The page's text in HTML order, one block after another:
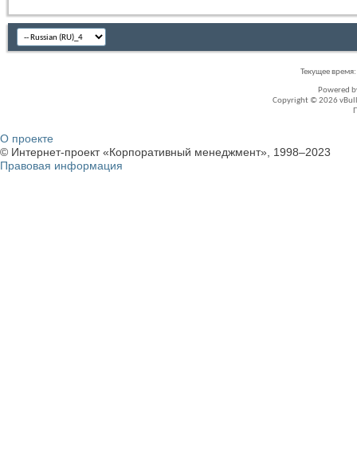
Текущее время:
Powered
Copyright © 2026
О проекте
© Интернет-проект «Корпоративный менеджмент», 1998–2023
Правовая информация